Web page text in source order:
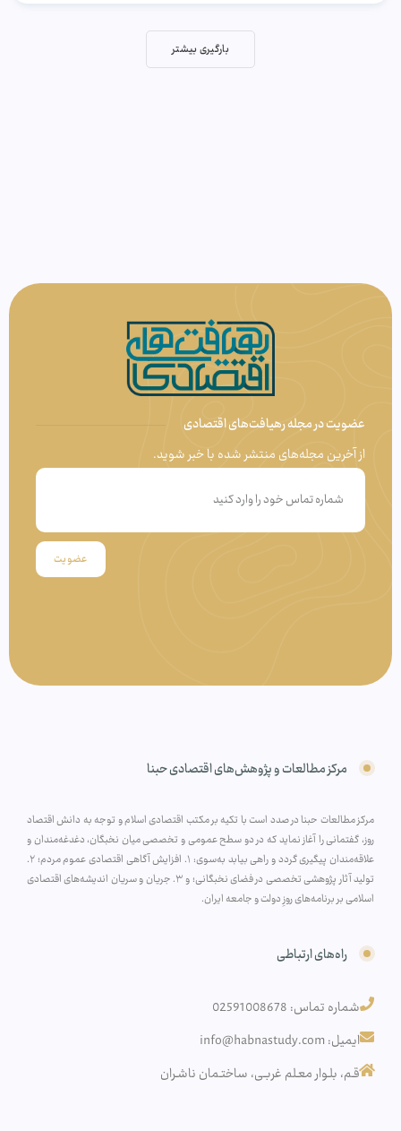
بارگیری بیشتر
عضویت در مجله رهیافت‌های اقتصادی
از آخرین مجله‌های منتشر شده با خبر شوید.
عضویت
مرکز مطالعات و پژوهش‌های اقتصادی حبنا
مرکز مطالعات حبنا در صدد است با تکیه بر مکتب اقتصادی اسلام و توجه به دانش اقتصاد
روز، گفتمانی را آغاز نماید که در دو سطح عمومی و تخصصی میان نخبگان، دغدغه‌مندان و
علاقه‌مندان پیگیری گردد و راهی بیابد به‌سوی: ۱. افزایش آگاهی اقتصادی عموم مردم؛ ۲.
تولید آثار پژوهشی تخصصی در فضای نخبگانی؛ و ۳. جریان و سریان اندیشه‌های اقتصادی
اسلامی بر برنامه‌های روزِ دولت و جامعه ایران.
راه‌های ارتباطی
شماره تماس: 02591008678
ایمیل: info@habnastudy.com
قـم، بلـوار معـلم غربـی، ساختـمان ناشـران